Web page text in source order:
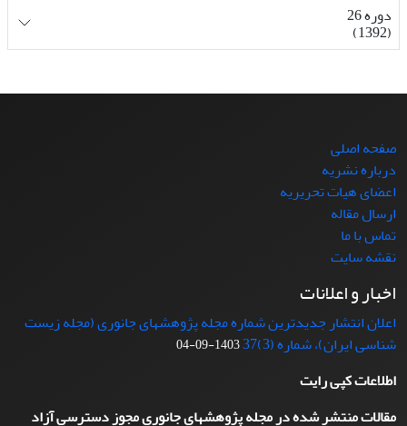
دوره 26
(1392)
صفحه اصلی
درباره نشریه
اعضای هیات تحریریه
ارسال مقاله
تماس با ما
نقشه سایت
اخبار و اعلانات
اعلان انتشار جدیدترین شماره مجله پژوهشهای جانوری (مجله زیست
شناسی ایران)، شماره (3)37
1403-09-04
اطلاعات کپی رایت
مقالات منتشر شده در مجله پژوهشهای جانوری مجوز دسترسی آزاد